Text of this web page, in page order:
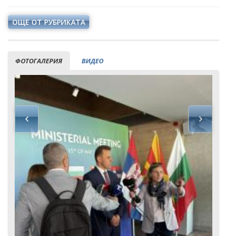
ОЩЕ ОТ РУБРИКАТА
ФОТОГАЛЕРИЯ ВИДЕО
СКАЛНООБЛИЦОВЪЧНИ МАТЕРИАЛИ
СУРОВИНИТЕ
ИНИЦИАТИВА НА ЕВРОПЕЙСКАТА КОМИСИЯ ЗА
ВЪГЛЕРОДЕН ДИОКСИД В ГЕОЛОЖКИ ФОРМАЦИИ
СЪГЛАСУВАНИ ЦЯЛОСТНИ ПРОЕКТИ ЗА ДОБИВ
ПРОЕКТИ
ПРЕКРАТЕНИ ПРОЦЕДУРИ
НАЦИОНАЛЕН ПЛАН ЗА ИНВЕСТИЦИИ
ТЕРИТОРИАЛНИ ПЛАНОВЕ ЗА СПРАВЕДЛИВ ПРЕХОД